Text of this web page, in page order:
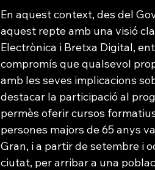
En aquest context, des del
aquest repte amb una visió
Electrònica i Bretxa Digital,
compromís que qualsevol
amb les seves implicacions
destacar la participació al
permès oferir cursos
persones majors de 65 anys
Gran, i a partir de setembre i
ciutat, per arribar a una